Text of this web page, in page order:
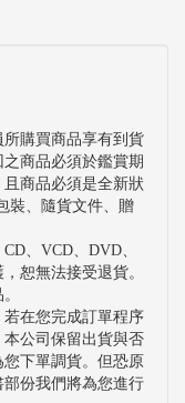
購買商品享有到貨
商品必須於鑑賞期
商品必須是全新狀
裝、隨貨文件、贈
、VCD、DVD、
恕無法接受退貨。
在您完成訂單程序
公司保留出貨與否
下單調貨。但恐原
份我們將為您進行